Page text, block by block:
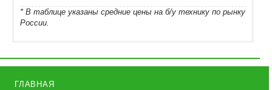
* В таблице указаны средние цены на б/у технику по рынку
России.
ГЛАВНАЯ